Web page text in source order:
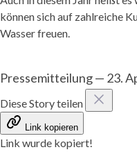
können sich auf zahlreiche
Wasser freuen.
Pressemitteilung— 23.
Diese Story teilen
Link kopieren
Link wurde kopiert!